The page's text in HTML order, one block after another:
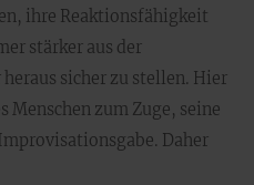
ihre Reaktionsfähigkeit
stärker aus der
sicher zu stellen. Hier
Menschen zum Zuge, seine
Daher